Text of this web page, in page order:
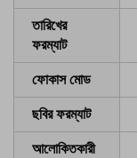
তারিখের
ফরম্যাট
ফোকাস মোড
ছবির ফরম্যাট
আলোকিতকারী